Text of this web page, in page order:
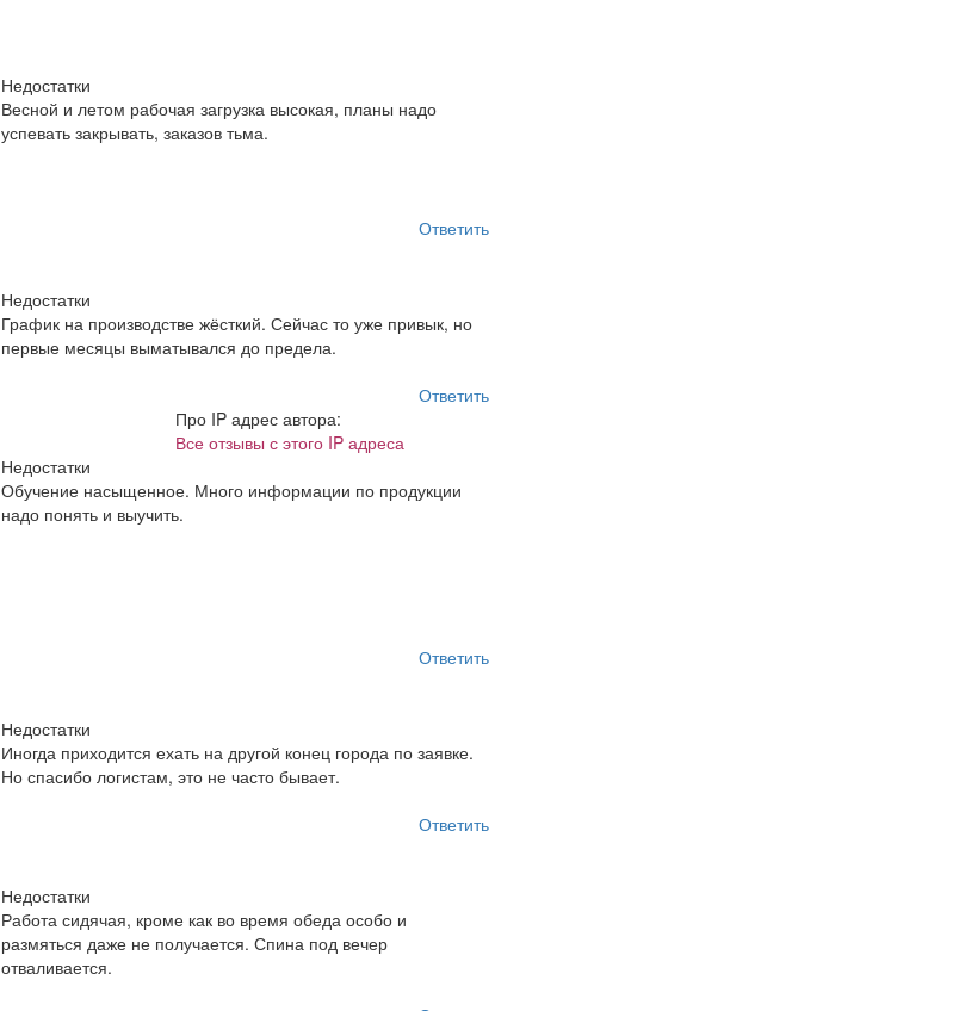
Недостатки
Весной и летом рабочая загрузка высокая, планы надо
успевать закрывать, заказов тьма.
Ответить
Недостатки
График на производстве жёсткий. Сейчас то уже привык, но
первые месяцы выматывался до предела.
Ответить
Про IP адрес автора:
Все отзывы с этого IP адреса
Недостатки
Обучение насыщенное. Много информации по продукции
надо понять и выучить.
Ответить
Недостатки
Иногда приходится ехать на другой конец города по заявке.
Но спасибо логистам, это не часто бывает.
Ответить
Недостатки
Работа сидячая, кроме как во время обеда особо и
размяться даже не получается. Спина под вечер
отваливается.